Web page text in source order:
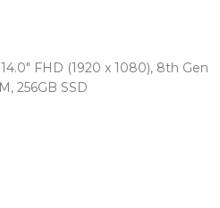
FHD (1920 x 1080), 8th Gen
256GB SSD